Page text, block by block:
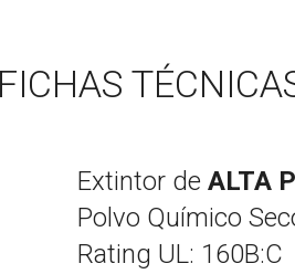
Extintor deALTA
Polvo Químico
Rating UL: 160B:C